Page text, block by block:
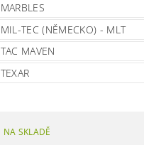
MARBLES
MIL-TEC (NĚMECKO) - MLT
TAC MAVEN
TEXAR
NA SKLADĚ